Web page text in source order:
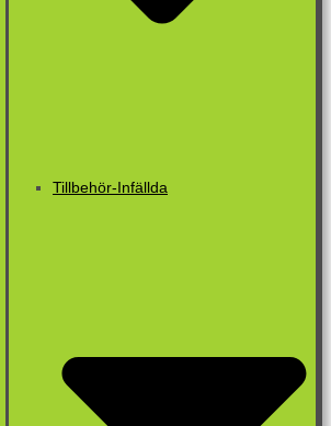
Tillbehör-Infällda